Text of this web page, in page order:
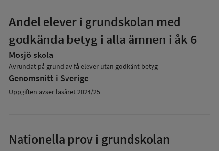
Andel elever i grundskolan med
godkända betyg i alla ämnen i åk 6
Mosjö skola
Avrundat på grund av få elever utan godkänt betyg
Genomsnitt i Sverige
Uppgiften avser läsåret 2024/25
Nationella prov i grundskolan